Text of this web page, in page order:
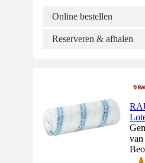
Online bestellen
Reserveren & afhalen
van